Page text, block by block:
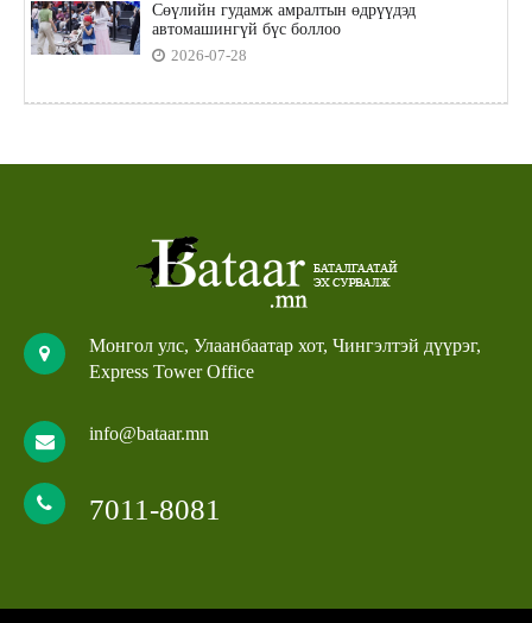
Сөүлийн гудамж амралтын өдрүүдэд
автомашингүй бүс боллоо
2026-07-28
Монгол улс, Улаанбаатар хот, Чингэлтэй дүүрэг,
Express Tower Office
info@bataar.mn
7011-8081